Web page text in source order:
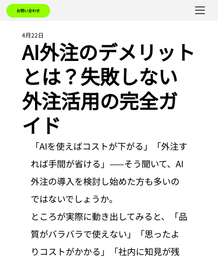
お問い合わせ
AI外注のデメリット
とは？失敗しない
外注活用の完全ガ
イド
4月22日
「AIを使えばコストが下がる」「外注す
れば手間が省ける」——そう聞いて、AI
外注の導入を検討し始めた方も多いの
ではないでしょうか。
ところが実際に動き出してみると、「品
質がバラバラで使えない」「思ったよ
りコストがかかる」「社内に知見が残